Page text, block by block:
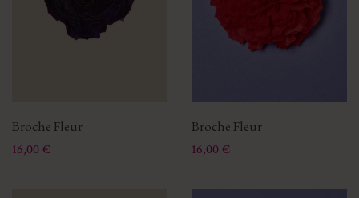
Broche Fleur
Prix
16,00 €
Broche Fleur
Prix
16,00 €